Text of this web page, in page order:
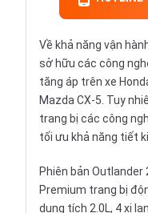
Về khả năng vận
sở hữu các công
tăng áp trên xe
Mazda CX-5. Tuy
trang bị các công
tối ưu khả năng tiết
Phiên bản Outlander
Premium trang bị
dung tích 2.0L, 4 xi